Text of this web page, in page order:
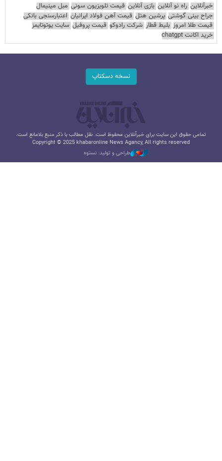
خبرآنلاین راه نو آنلاین بازی آنلاین قیمت تلویزیون سونی مبل مینیمال
جراح بینی گوشتی پرشین هتل قیمت آهن فولاد ایرانیان اعتبارسنجی بانکی
قیمت طلا امروز بلیط قطار شرکت رادوکو قیمت پروفیل سایت یوتوتایمز
خرید اکانت chatgpt
نسخه دسکتاپ
تمامی حقوق این سایت برای خبرآنلاین محفوظ است. نقل مطالب با ذکر منبع بلامانع است.
Copyright © 2025 khabaronline News Agancy, All rights reserved
طراحی و تولید: نستوه